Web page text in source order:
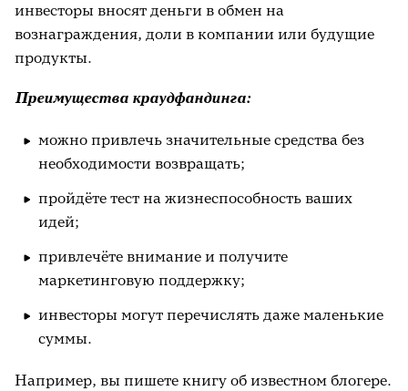
инвесторы вносят деньги в обмен на
вознаграждения, доли в компании или будущие
продукты.
Преимущества краудфандинга:
можно привлечь значительные средства без
необходимости возвращать;
пройдёте тест на жизнеспособность ваших
идей;
привлечёте внимание и получите
маркетинговую поддержку;
инвесторы могут перечислять даже маленькие
суммы.
Например, вы пишете книгу об известном блогере.